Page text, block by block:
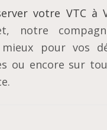
votre VTC à
notre
mieux pour vos
ou encore sur